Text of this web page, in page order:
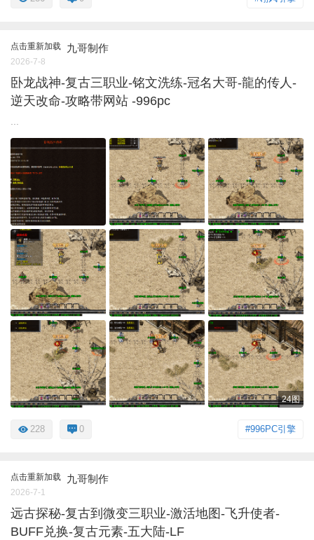
点击重新加载 九哥制作
2026-7-8
卧龙战神-复古三职业-铭文洗练-冠名大哥-龍的传人-
逆天改命-攻略带网站 -996pc
...
24图
#996PC引擎
228 0
点击重新加载 九哥制作
2026-7-1
远古探秘-复古到微变三职业-激活地图-飞升使者-
BUFF兑换-复古元素-五大陆-LF